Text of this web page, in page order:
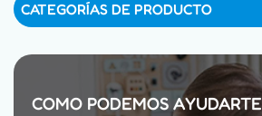
CATEGORÍAS DE PRODUCTO
COMO PODEMOS AYUDARTE